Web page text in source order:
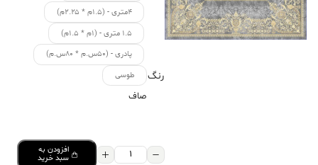
۴متری - (۱.۵م * ۲.۲۵م)
۱.۵ متری - (۱م * ۱.۵م)
پادری - (۵۰س.م * ۸۰س.م)
رنگ طوسی
صاف
فرش
افزودن به
سبد خرید